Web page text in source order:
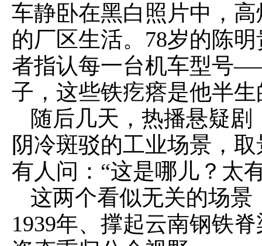
车静卧在黑白照片中，
的厂区生活。78岁的陈
者指认每一台机车型号
子，这些铁疙瘩是他半
随后几天，热播悬疑
阴冷斑驳的工业场景，
有人问：“这是哪儿？太
这两个看似无关的场
1939年、撑起云南钢铁